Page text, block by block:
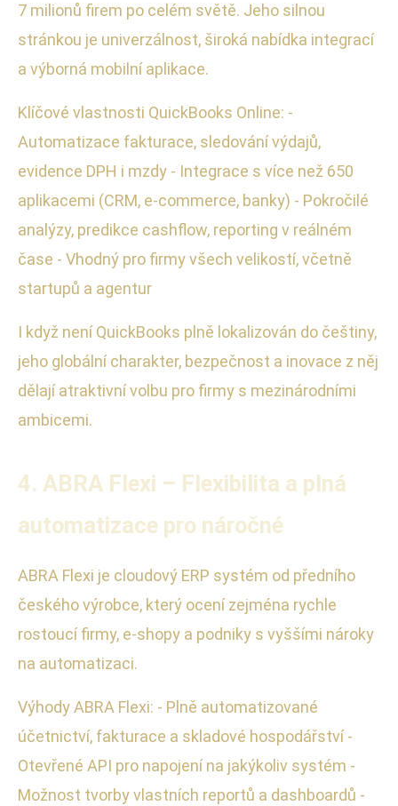
7 milionů firem po celém světě. Jeho silnou
stránkou je univerzálnost, široká nabídka integrací
a výborná mobilní aplikace.
Klíčové vlastnosti QuickBooks Online: -
Automatizace fakturace, sledování výdajů,
evidence DPH i mzdy - Integrace s více než 650
aplikacemi (CRM, e-commerce, banky) - Pokročilé
analýzy, predikce cashflow, reporting v reálném
čase - Vhodný pro firmy všech velikostí, včetně
startupů a agentur
I když není QuickBooks plně lokalizován do češtiny,
jeho globální charakter, bezpečnost a inovace z něj
dělají atraktivní volbu pro firmy s mezinárodními
ambicemi.
4. ABRA Flexi – Flexibilita a plná
automatizace pro náročné
ABRA Flexi je cloudový ERP systém od předního
českého výrobce, který ocení zejména rychle
rostoucí firmy, e-shopy a podniky s vyššími nároky
na automatizaci.
Výhody ABRA Flexi: - Plně automatizované
účetnictví, fakturace a skladové hospodářství -
Otevřené API pro napojení na jakýkoliv systém -
Možnost tvorby vlastních reportů a dashboardů -